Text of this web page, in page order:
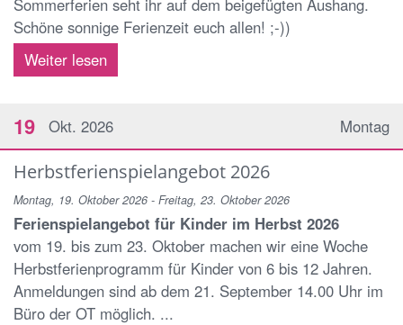
Schöne sonnige Ferienzeit euch allen! ;-))
Weiter lesen
Montag
19 Okt. 2026
Herbstferienspielangebot 2026
Montag, 19. Oktober 2026 - Freitag, 23. Oktober 2026
Ferienspielangebot für Kinder im Herbst 2026
vom 19. bis zum 23. Oktober machen wir eine Woche
Herbstferienprogramm für Kinder von 6 bis 12 Jahren.
Anmeldungen sind ab dem 21. September 14.00 Uhr im
Büro der OT möglich. ...